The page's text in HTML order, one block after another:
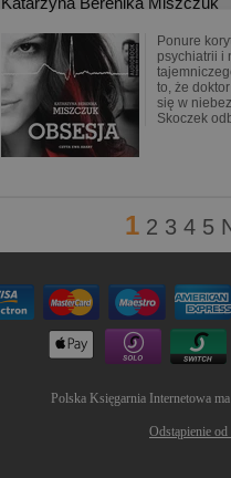
Ponure
psychiatrii i
to, że
się w
Skoczek
1 2 3 4 5
Polska Księgarnia Internetowa
Odstąpienie